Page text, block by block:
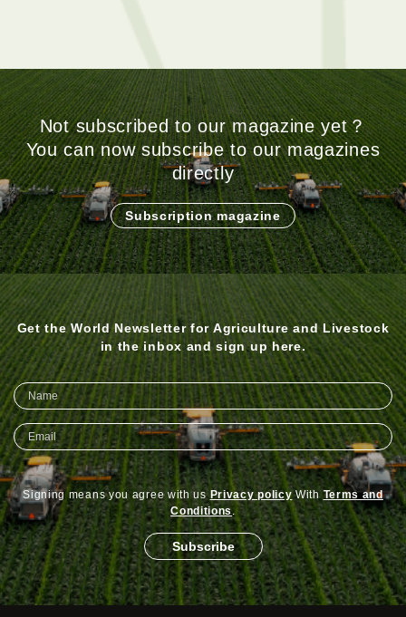
Not subscribed to our magazine yet？
You can now subscribe to our magazines
directly
Subscription magazine
Get the World Newsletter for Agriculture and Livestock
in the inbox and sign up here.
Signing means you agree with usPrivacy policyWithTerms and
Conditions
Subscribe